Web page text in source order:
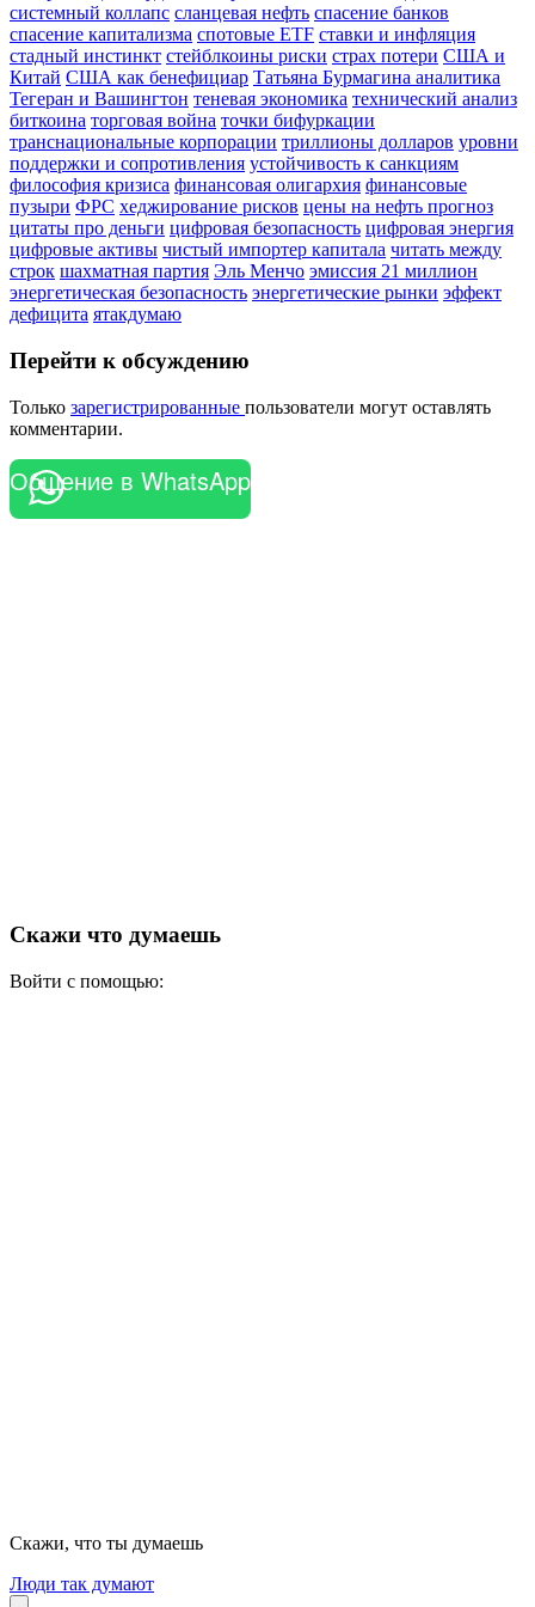
системный коллапс сланцевая нефть спасение банков
спасение капитализма спотовые ETF ставки и инфляция
стадный инстинкт стейблкоины риски страх потери США и
Китай США как бенефициар Татьяна Бурмагина аналитика
Тегеран и Вашингтон теневая экономика технический анализ
биткоина торговая война точки бифуркации
транснациональные корпорации триллионы долларов уровни
поддержки и сопротивления устойчивость к санкциям
философия кризиса финансовая олигархия финансовые
пузыри ФРС хеджирование рисков цены на нефть прогноз
цитаты про деньги цифровая безопасность цифровая энергия
цифровые активы чистый импортер капитала читать между
строк шахматная партия Эль Менчо эмиссия 21 миллион
энергетическая безопасность энергетические рынки эффект
дефицита ятакдумаю
Перейти к обсуждению
Только зарегистрированные пользователи могут оставлять
комментарии.
Общение в WhatsApp
Скажи что думаешь
Войти с помощью:
Скажи, что ты думаешь
Люди так думают